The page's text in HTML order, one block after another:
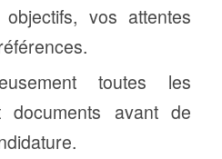
vos attentes
toutes les
documents avant de